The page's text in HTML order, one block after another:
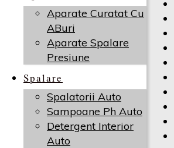
Aparate Curatat Cu
ABuri
Aparate Spalare
Presiune
Spalare
Spalatorii Auto
Sampoane Ph Auto
Detergent Interior
Auto